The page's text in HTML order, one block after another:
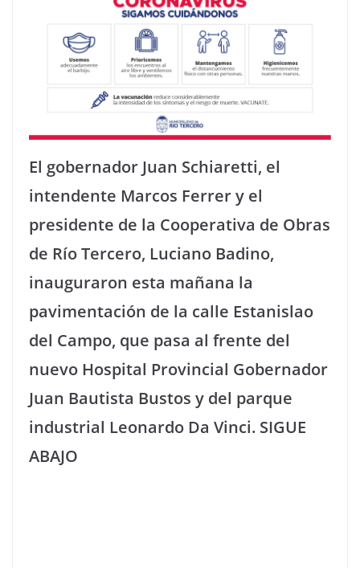
El gobernador Juan Schiaretti, el
intendente Marcos Ferrer y el
presidente de la Cooperativa de Obras
de Río Tercero, Luciano Badino,
inauguraron esta mañana la
pavimentación de la calle Estanislao
del Campo, que pasa al frente del
nuevo Hospital Provincial Gobernador
Juan Bautista Bustos y del parque
industrial Leonardo Da Vinci. SIGUE
ABAJO